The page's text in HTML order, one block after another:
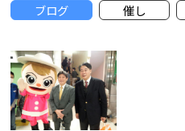
ブログ 催し